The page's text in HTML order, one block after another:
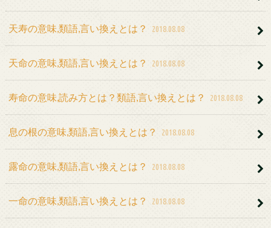
天寿の意味,類語,言い換えとは？ 2018.08.08
天命の意味,類語,言い換えとは？ 2018.08.08
寿命の意味,読み方とは？類語,言い換えとは？ 2018.08.08
息の根の意味,類語,言い換えとは？ 2018.08.08
露命の意味,類語,言い換えとは？ 2018.08.08
一命の意味,類語,言い換えとは？ 2018.08.08